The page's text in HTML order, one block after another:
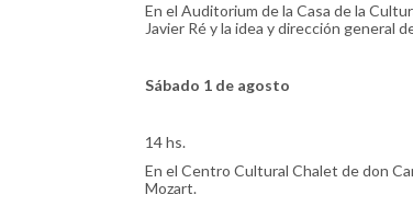
En el Auditorium de la Casa de la
Javier Ré y la idea y dirección general
Sábado 1 de agosto
14 hs.
En el Centro Cultural Chalet de don
Mozart.